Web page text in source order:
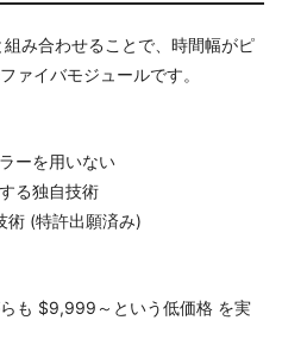
み合わせることで、時間幅がピ
ァイバモジュールです。
ーを用いない
る独自技術
(特許出願済み)
も $9,999～という低価格 を実